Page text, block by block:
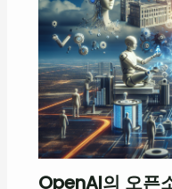
OpenAI의 오픈